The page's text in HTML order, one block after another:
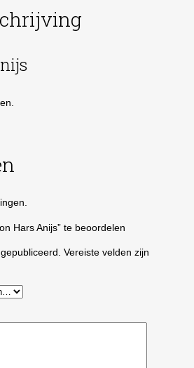
Hars Anijs” te beoordelen
Vereiste velden zijn